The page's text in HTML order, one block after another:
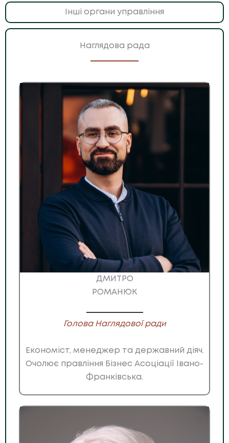
Інші органи управління
Наглядова рада
ДМИТРО
РОМАНЮК
Голова Наглядової ради
Економіст, менеджер та державний діяч.
Очолює правління Бізнес Асоціації Івано-
Франківська.